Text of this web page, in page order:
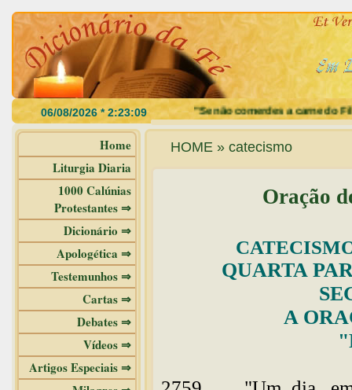
"Se não comerdes a carne do Filho do
Home
Liturgia Diaria
1000 Calúnias
Protestantes ⇒
Dicionário ⇒
Apologética ⇒
Testemunhos ⇒
Cartas ⇒
Debates ⇒
Vídeos ⇒
Artigos Especiais ⇒
HOME » catecismo
Oração
QUARTA
A